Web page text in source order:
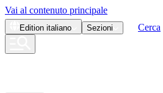
Vai al contenuto principale
Edition italiano Sezioni Cerca